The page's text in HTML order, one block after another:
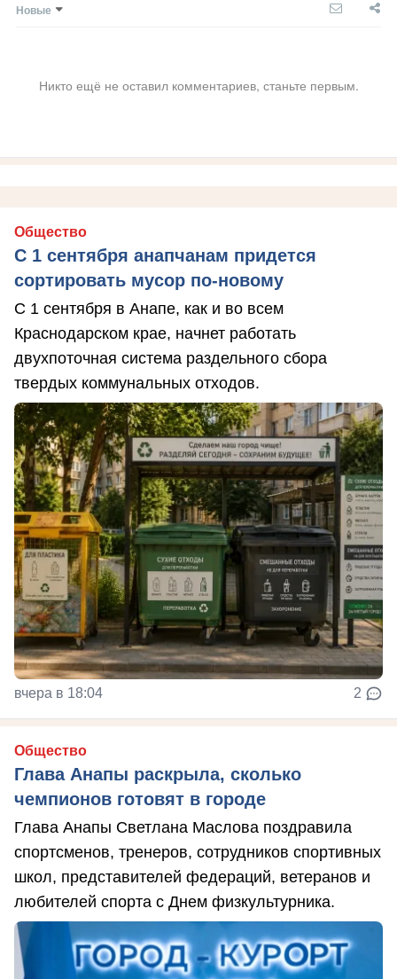
Новые
Никто ещё не оставил комментариев, станьте первым.
Общество
С 1 сентября анапчанам придется
сортировать мусор по-новому
С 1 сентября в Анапе, как и во всем
Краснодарском крае, начнет работать
двухпоточная система раздельного сбора
твердых коммунальных отходов.
вчера в 18:04 2
Общество
Глава Анапы раскрыла, сколько
чемпионов готовят в городе
Глава Анапы Светлана Маслова поздравила
спортсменов, тренеров, сотрудников спортивных
школ, представителей федераций, ветеранов и
любителей спорта с Днем физкультурника.